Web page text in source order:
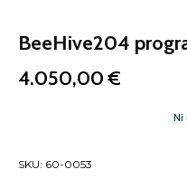
BeeHive204
4.050,00€
Ni
SKU: 60-0053